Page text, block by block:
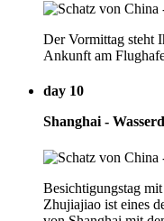
Der Vormittag steht
Ankunft am
day 10
Shanghai -
Besichtigungstag
Zhujiajiao ist eines